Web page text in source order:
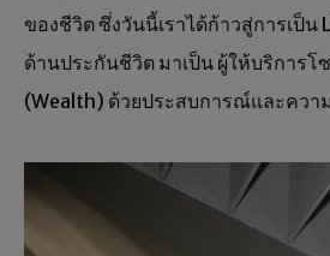
ของชีวิต ซึ่งวันนี้เราได้ก้าวสู่การเป็
ด้านประกันชีวิต มาเป็น ผู้ให้บริการ
(Wealth) ด้วยประสบการณ์และควา